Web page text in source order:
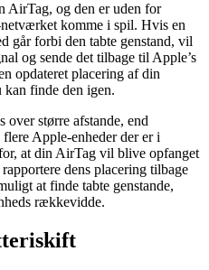
AirTag, og den er uden for
komme i spil. Hvis en
går forbi den tabte genstand, vil
og sende det tilbage til Apple’s
opdateret placering af din
finde den igen.
over større afstande, end
Apple-enheder der er i
at din AirTag vil blive opfanget
dens placering tilbage
at finde tabte genstande,
rækkevidde.